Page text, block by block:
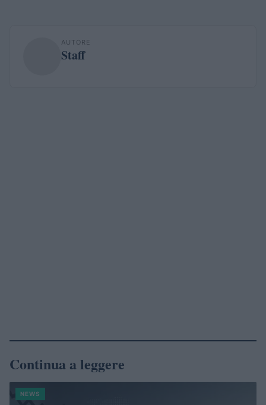
AUTORE
Staff
Continua a leggere
NEWS